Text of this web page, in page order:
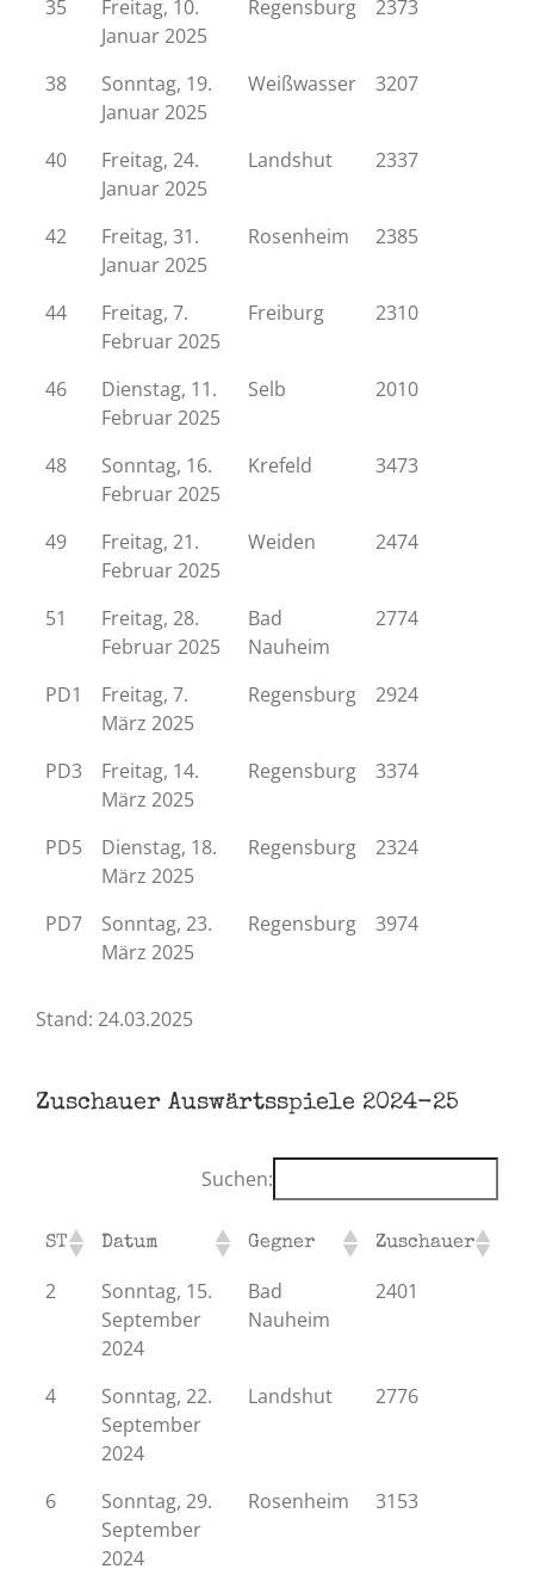
35
Freitag, 10.
Januar 2025
Regensburg 2373
38
Sonntag, 19.
Januar 2025
Weißwasser 3207
40
Freitag, 24.
Januar 2025
Landshut 2337
42
Freitag, 31.
Januar 2025
Rosenheim 2385
44
Freitag, 7.
Februar 2025
Freiburg 2310
46
Dienstag, 11.
Februar 2025
Selb 2010
48
Sonntag, 16.
Februar 2025
Krefeld 3473
49
Freitag, 21.
Februar 2025
Weiden 2474
51
Freitag, 28.
Februar 2025
Bad
Nauheim
2774
PD1
Freitag, 7.
März 2025
Regensburg 2924
PD3
Freitag, 14.
März 2025
Regensburg 3374
PD5
Dienstag, 18.
März 2025
Regensburg 2324
PD7
Sonntag, 23.
März 2025
Regensburg 3974
Stand: 24.03.2025
Zuschauer Auswärtsspiele 2024-25
Suchen:
ST Datum Gegner Zuschauer
2
Sonntag, 15.
September
2024
Bad
Nauheim
2401
4
Sonntag, 22.
September
2024
Landshut 2776
6
Sonntag, 29.
September
2024
Rosenheim 3153